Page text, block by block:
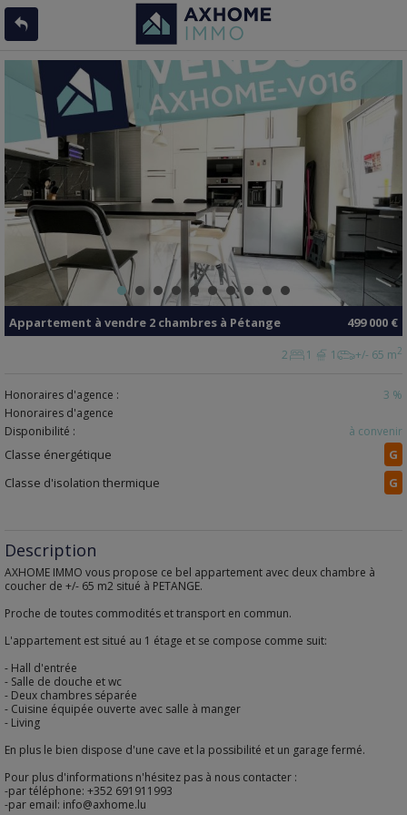
499 000 €
Appartement à vendre 2 chambres à Pétange
2 1 1 +/- 65 m2
Honoraires d'agence :
3 %
Honoraires d'agence
Disponibilité :
à convenir
Classe énergétique
G
Classe d'isolation thermique
G
Description
AXHOME IMMO vous propose ce bel appartement avec deux chambre à
coucher de +/- 65 m2 situé à PETANGE.
Proche de toutes commodités et transport en commun.
L'appartement est situé au 1 étage et se compose comme suit:
- Hall d'entrée
- Salle de douche et wc
- Deux chambres séparée
- Cuisine équipée ouverte avec salle à manger
- Living
En plus le bien dispose d'une cave et la possibilité et un garage fermé.
Pour plus d'informations n'hésitez pas à nous contacter :
-par téléphone: +352 691911993
-par email: info@axhome.lu